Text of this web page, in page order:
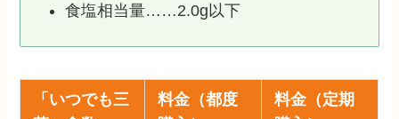
食塩相当量……2.0g以下
「いつでも三
料金（都度
料金（定期